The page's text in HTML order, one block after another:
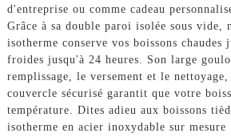
d'entreprise ou comme cadeau
Grâce à sa double paroi isolée sous vide,
isotherme conserve vos boissons chaudes
froides jusqu'à 24 heures. Son large
remplissage, le versement et le
couvercle sécurisé garantit que votre
température. Dites adieu aux boissons
isotherme en acier inoxydable sur